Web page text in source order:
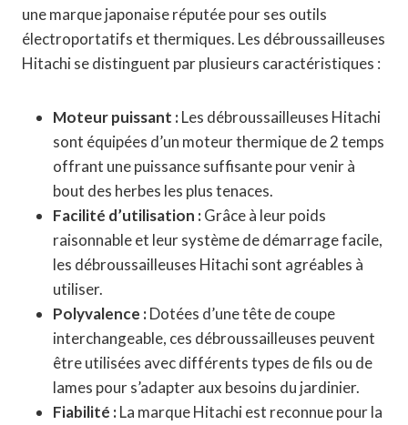
une marque japonaise réputée pour ses outils
électroportatifs et thermiques. Les débroussailleuses
Hitachi se distinguent par plusieurs caractéristiques :
Moteur puissant :Les débroussailleuses Hitachi
sont équipées d’un moteur thermique de 2 temps
offrant une puissance suffisante pour venir à
bout des herbes les plus tenaces.
Facilité d’utilisation :Grâce à leur poids
raisonnable et leur système de démarrage facile,
les débroussailleuses Hitachi sont agréables à
utiliser.
Polyvalence :Dotées d’une tête de coupe
interchangeable, ces débroussailleuses peuvent
être utilisées avec différents types de fils ou de
lames pour s’adapter aux besoins du jardinier.
Fiabilité :La marque Hitachi est reconnue pour la